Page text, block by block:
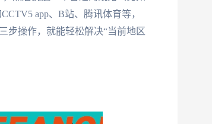
app、B站、腾讯体育等，
步操作，就能轻松解决“当前地区